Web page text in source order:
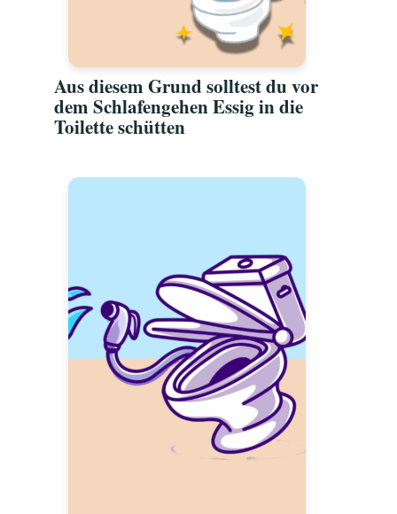
Aus diesem Grund solltest du vor
dem Schlafengehen Essig in die
Toilette schütten